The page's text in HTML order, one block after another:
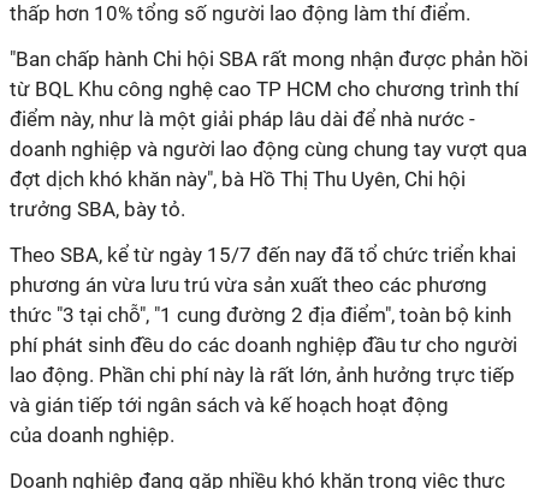
thấp hơn 10% tổng số người lao động làm thí điểm.
"Ban chấp hành Chi hội SBA rất mong nhận được phản hồi
từ BQL Khu công nghệ cao TP HCM cho chương trình thí
điểm này, như là một giải pháp lâu dài để nhà nước -
doanh nghiệp và người lao động cùng chung tay vượt qua
đợt dịch khó khăn này", bà Hồ Thị Thu Uyên, Chi hội
trưởng SBA, bày tỏ.
Theo SBA, kể từ ngày 15/7 đến nay đã tổ chức triển khai
phương án vừa lưu trú vừa sản xuất theo các phương
thức "3 tại chỗ", "1 cung đường 2 địa điểm", toàn bộ kinh
phí phát sinh đều do các doanh nghiệp đầu tư cho người
lao động. Phần chi phí này là rất lớn, ảnh hưởng trực tiếp
và gián tiếp tới ngân sách và kế hoạch hoạt động
của doanh nghiệp.
Doanh nghiệp đang gặp nhiều khó khăn trong việc thực